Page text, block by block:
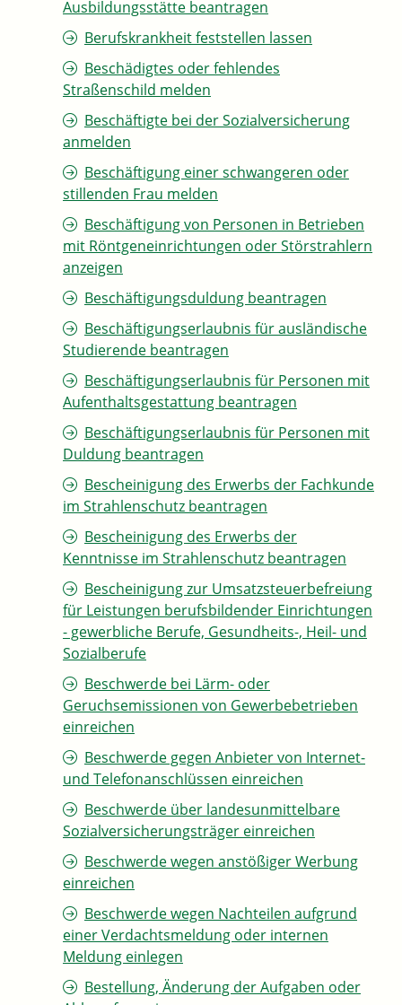
Ausbildungsstätte beantragen
Berufskrankheit feststellen lassen
Beschädigtes oder fehlendes
Straßenschild melden
Beschäftigte bei der Sozialversicherung
anmelden
Beschäftigung einer schwangeren oder
stillenden Frau melden
Beschäftigung von Personen in Betrieben
mit Röntgeneinrichtungen oder Störstrahlern
anzeigen
Beschäftigungsduldung beantragen
Beschäftigungserlaubnis für ausländische
Studierende beantragen
Beschäftigungserlaubnis für Personen mit
Aufenthaltsgestattung beantragen
Beschäftigungserlaubnis für Personen mit
Duldung beantragen
Bescheinigung des Erwerbs der Fachkunde
im Strahlenschutz beantragen
Bescheinigung des Erwerbs der
Kenntnisse im Strahlenschutz beantragen
Bescheinigung zur Umsatzsteuerbefreiung
für Leistungen berufsbildender Einrichtungen
- gewerbliche Berufe, Gesundheits-, Heil- und
Sozialberufe
Beschwerde bei Lärm- oder
Geruchsemissionen von Gewerbebetrieben
einreichen
Beschwerde gegen Anbieter von Internet-
und Telefonanschlüssen einreichen
Beschwerde über landesunmittelbare
Sozialversicherungsträger einreichen
Beschwerde wegen anstößiger Werbung
einreichen
Beschwerde wegen Nachteilen aufgrund
einer Verdachtsmeldung oder internen
Meldung einlegen
Bestellung, Änderung der Aufgaben oder